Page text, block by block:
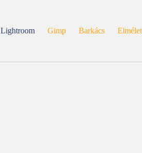
Lightroom
Gimp Barkács Elmélet